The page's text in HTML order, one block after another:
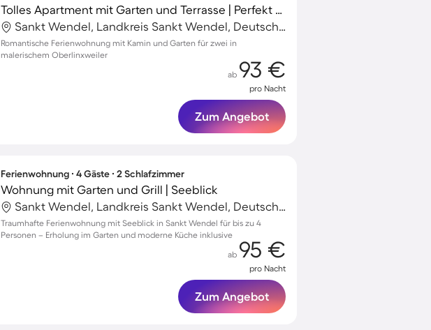
Tolles Apartment mit Garten und Terrasse | Perfekt für die Arbeit von Zuhause
Sankt Wendel, Landkreis Sankt Wendel, Deutschland
Romantische Ferienwohnung mit Kamin und Garten für zwei in
malerischem Oberlinxweiler
ab 93 €
pro Nacht
Zum Angebot
Ferienwohnung ∙ 4 Gäste ∙ 2 Schlafzimmer
Wohnung mit Garten und Grill | Seeblick
Sankt Wendel, Landkreis Sankt Wendel, Deutschland
Traumhafte Ferienwohnung mit Seeblick in Sankt Wendel für bis zu 4
Personen – Erholung im Garten und moderne Küche inklusive
ab 95 €
pro Nacht
Zum Angebot